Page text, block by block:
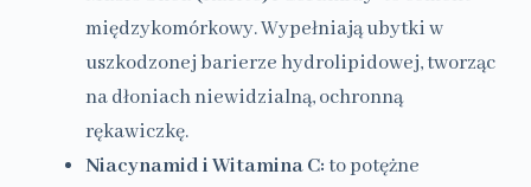
międzykomórkowy. Wypełniają ubytki w
uszkodzonej barierze hydrolipidowej, tworząc
na dłoniach niewidzialną, ochronną
rękawiczkę.
Niacynamid i Witamina C:to potężne